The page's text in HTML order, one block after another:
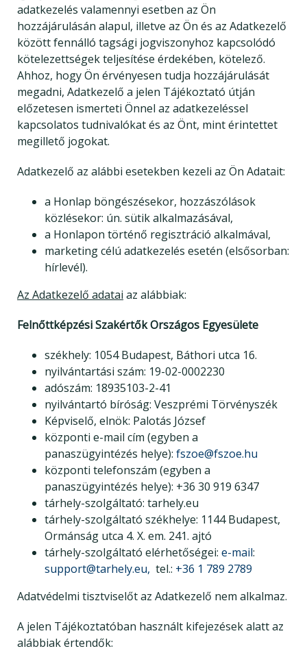
adatkezelés valamennyi esetben az Ön
hozzájárulásán alapul, illetve az Ön és az Adatkezelő
között fennálló tagsági jogviszonyhoz kapcsolódó
kötelezettségek teljesítése érdekében, kötelező.
Ahhoz, hogy Ön érvényesen tudja hozzájárulását
megadni, Adatkezelő a jelen Tájékoztató útján
előzetesen ismerteti Önnel az adatkezeléssel
kapcsolatos tudnivalókat és az Önt, mint érintettet
megillető jogokat.
Adatkezelő az alábbi esetekben kezeli az Ön Adatait:
a Honlap böngészésekor, hozzászólások
közlésekor: ún. sütik alkalmazásával,
a Honlapon történő regisztráció alkalmával,
marketing célú adatkezelés esetén (elsősorban:
hírlevél).
Az Adatkezelő adatai az alábbiak:
Felnőttképzési Szakértők Országos Egyesülete
székhely: 1054 Budapest, Báthori utca 16.
nyilvántartási szám: 19-02-0002230
adószám: 18935103-2-41
nyilvántartó bíróság: Veszprémi Törvényszék
Képviselő, elnök: Palotás József
központi e-mail cím (egyben a
panaszügyintézés helye): fszoe@fszoe.hu
központi telefonszám (egyben a
panaszügyintézés helye): +36 30 919 6347
tárhely-szolgáltató: tarhely.eu
tárhely-szolgáltató székhelye: 1144 Budapest,
Ormánság utca 4. X. em. 241. ajtó
tárhely-szolgáltató elérhetőségei: e-mail:
support@tarhely.eu, tel.: +36 1 789 2789
Adatvédelmi tisztviselőt az Adatkezelő nem alkalmaz.
A jelen Tájékoztatóban használt kifejezések alatt az
alábbiak értendők: